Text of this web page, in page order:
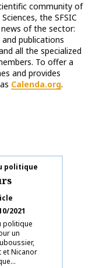
community of
the SFSIC
of the sector:
publications
all the specialized
To offer a
and provides
Calenda.org.
politique
2021
politique
un
et Nicanor